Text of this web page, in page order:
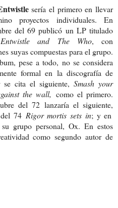
sería el primero en llevar
proyectos individuales. En
del 69 publicó un LP titulado
and The Who, con
suyas compuestas para el grupo.
pese a todo, no se considera
formal en la discografía de
se cita el siguiente,Smash your
the wall, como el primero.
del 72 lanzaría el siguiente,
74 Rigor mortis sets in; y en
grupo personal, Ox. En estos
como segundo autor de